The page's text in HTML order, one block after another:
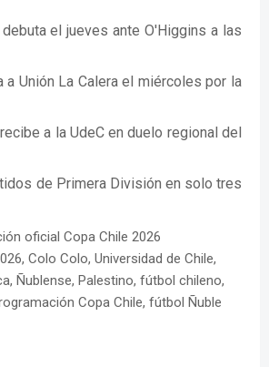
el jueves ante O'Higgins a las
a Unión La Calera el miércoles por la
a la UdeC en duelo regional del
de Primera División en solo tres
oficial Copa Chile 2026
Colo Colo, Universidad de Chile,
Ñublense, Palestino, fútbol chileno,
Copa Chile, fútbol Ñuble